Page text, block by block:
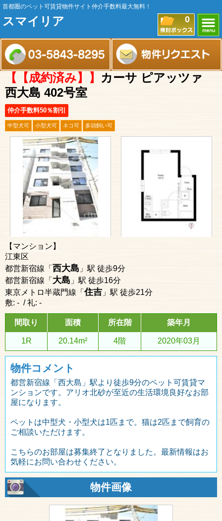
首都圏のペット可賃貸物件サイト仲介手数料最大無料！
スマイリア 0
【【成約済み】】
カーサ ピアッツァ
西大島 402号室
仲介手数料50％割引
中型犬可 小型犬可 ネコ可 多頭飼い可
【マンション】
江東区
都営新宿線「 西大島 」駅 徒歩9分
都営新宿線「 大島 」駅 徒歩16分
東京メトロ半蔵門線「住吉 」駅 徒歩21分
敷: - / 礼: -
間取り 面積 所在階 築年月
1R 20.14m² 4階 2020年03月
物件コメント
都営新宿線「西大島」駅より徒歩9分のペット可賃貸マ
ンションです。アリオ北砂が至近の生活環境良好なお部
屋になります。
ペットは中型犬・小型犬は1匹まで。猫は2匹まで飼育の
ご相談いただけます。
こちらのお部屋は募集終了となりました。最新情報はお
気軽にお問い合わせください。
物件画像